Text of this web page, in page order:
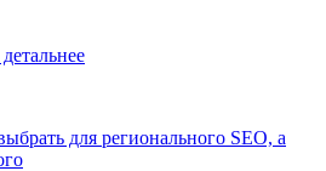
для регионального SEO, а